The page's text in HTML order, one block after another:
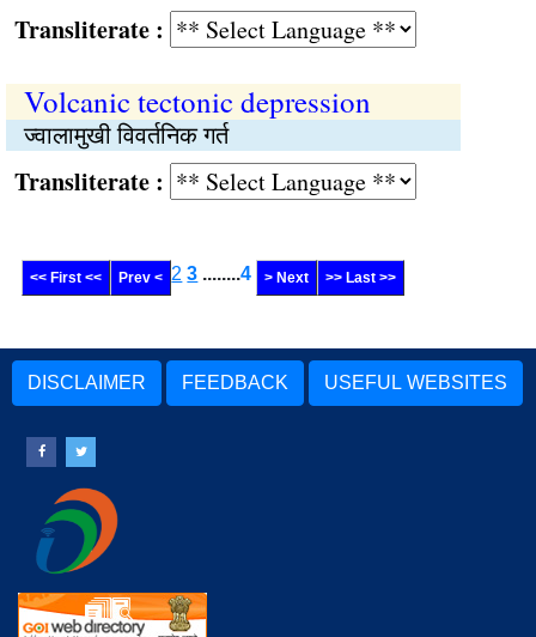
:
Volcanic tectonic depression
ज्वालामुखी विवर्तनिक गर्त
:
<< First << Prev < 2 3 ........4 > Next >> Last >>
DISCLAIMER FEEDBACK USEFUL WEBSITES